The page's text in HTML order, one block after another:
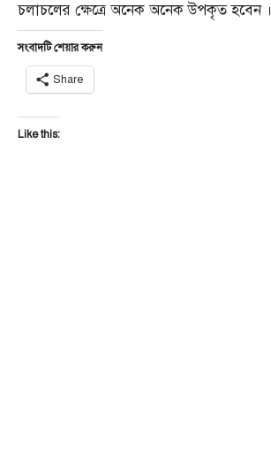
চলাচলের ক্ষেত্রে অনেক অনেক উপকৃত হবেন ।
সংবাদটি শেয়ার করুন
Share
Like this: